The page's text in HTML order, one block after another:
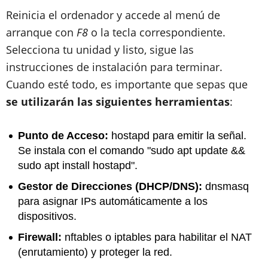
Reinicia el ordenador y accede al menú de
arranque con F8 o la tecla correspondiente.
Selecciona tu unidad y listo, sigue las
instrucciones de instalación para terminar.
Cuando esté todo, es importante que sepas que
se utilizarán las siguientes herramientas:
Punto de Acceso: hostapd para emitir la señal.
Se instala con el comando "sudo apt update &&
sudo apt install hostapd".
​​Gestor de Direcciones (DHCP/DNS): dnsmasq
para asignar IPs automáticamente a los
dispositivos.
Firewall: nftables o iptables para habilitar el NAT
(enrutamiento) y proteger la red.